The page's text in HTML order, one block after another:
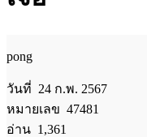
pong
วันที่ 24 ก.พ. 2567
หมายเลข 47481
อ่าน 1,361